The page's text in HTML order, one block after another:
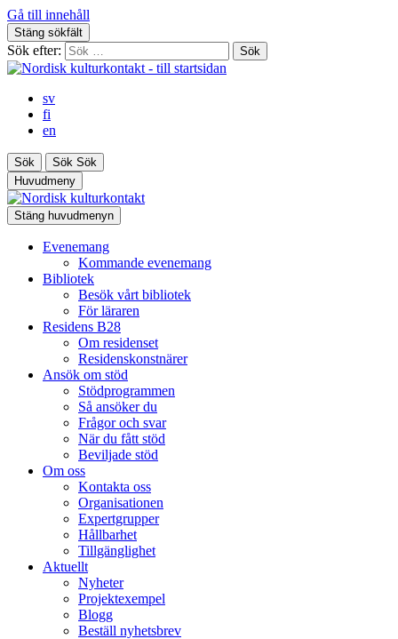
Gå till innehåll
Stäng sökfält
Sök efter:
sv
fi
en
Sök Sök Sök
Huvudmeny
Stäng huvudmenyn
Evenemang
Kommande evenemang
Bibliotek
Besök vårt bibliotek
För läraren
Residens B28
Om residenset
Residenskonstnärer
Ansök om stöd
Stödprogrammen
Så ansöker du
Frågor och svar
När du fått stöd
Beviljade stöd
Om oss
Kontakta oss
Organisationen
Expertgrupper
Hållbarhet
Tillgänglighet
Aktuellt
Nyheter
Projektexempel
Blogg
Beställ nyhetsbrev